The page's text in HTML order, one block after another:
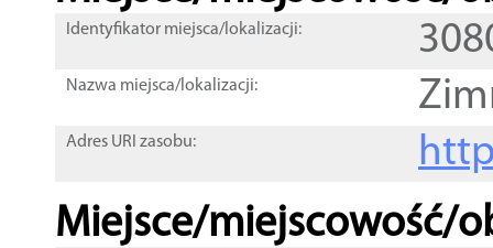
Identyfikator miejsca/lokalizacji:
Nazwa miejsca/lokalizacji:
Adres URI zasobu:
Miejsce/miejscowość/